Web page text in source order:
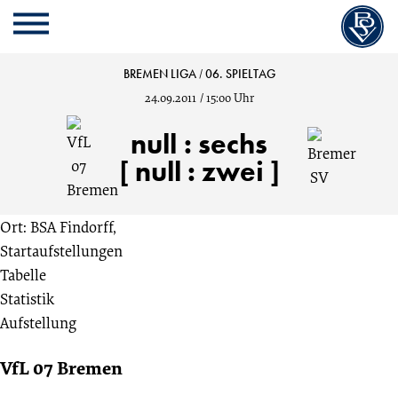
Cookie
Einstellungen
Zum
Inhalt
Cookie
Einstellungen
Kopfbereich
MENU
Bremen
vs.
Bremer
SV
0:6
BREMEN LIGA /06. SPIELTAG
24.09.2011 /15:00 Uhr
null : sechs
[ null : zwei ]
Ort: BSA Findorff,
Startaufstellungen
Tabelle
Statistik
Aufstellung
VfL 07 Bremen